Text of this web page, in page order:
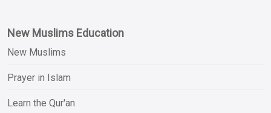
New Muslims Education
New Muslims
Prayer in Islam
Learn the Qur'an